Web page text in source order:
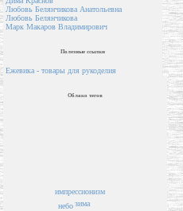
Любовь Белянчикова Анатольевна
Любовь Белянчикова
Марк Макаров Владимирович
Полезные ссылки
Ежевика - товары для рукоделия
Облако тегов
зима
небо
импрессионизм